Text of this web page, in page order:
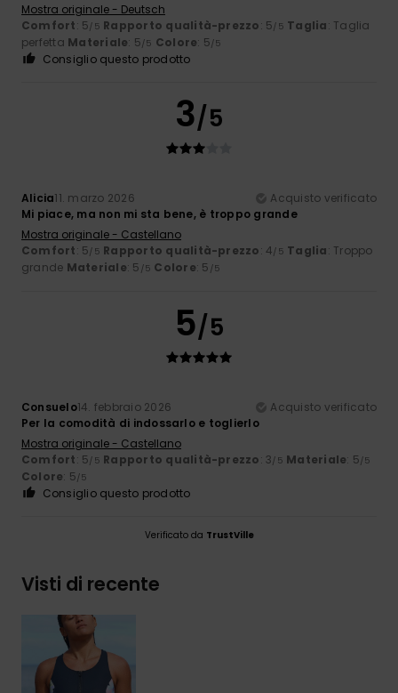
Mostra originale - Deutsch
Comfort: 5/5 Rapporto qualità-prezzo: 5/5 Taglia: Taglia
perfetta Materiale: 5/5 Colore: 5/5
Consiglio questo prodotto
3/5
Alicia11. marzo 2026
Acquisto verificato
Mi piace, ma non mi sta bene, è troppo grande
Mostra originale - Castellano
Comfort: 5/5 Rapporto qualità-prezzo: 4/5 Taglia: Troppo
grande Materiale: 5 /5 Colore: 5 /5
5/5
Consuelo14. febbraio 2026
Acquisto verificato
Per la comodità di indossarlo e toglierlo
Mostra originale - Castellano
Comfort: 5/5 Rapporto qualità-prezzo: 3/5 Materiale: 5/5
Colore: 5/5
Consiglio questo prodotto
Verificato da TrustVille
Visti di recente